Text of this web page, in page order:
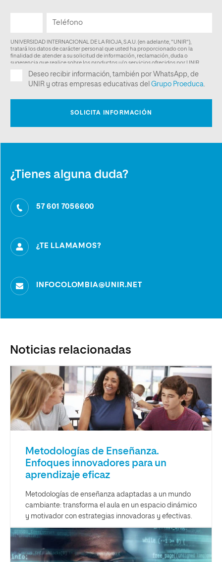
¿Tienes alguna duda?
57 601 7056600
¿TE LLAMAMOS?
INFOCOLOMBIA@UNIR.NET
Noticias relacionadas
Metodologías de Enseñanza.
Enfoques innovadores para un
aprendizaje eficaz
Metodologías de enseñanza adaptadas a un mundo
cambiante: transforma el aula en un espacio dinámico
y motivador con estrategias innovadoras y efectivas.